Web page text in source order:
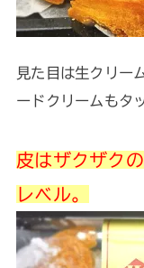
見た目は生クリー
ードクリームもタ
皮はザクザク
レベル。